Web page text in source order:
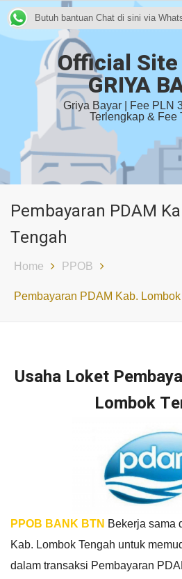
Official Site
GRIYA
Griya Bayar | Fee PLN
Terlengkap & Fee
Pembayaran PDAM
Tengah
Home PPOB
Pembayaran PDAM Kab.
Usaha Loket
Lombok
PPOB BANK BTN Bekerja sama
Kab. Lombok Tengah untuk
dalam transaksi Pembayaran
Butuh bantuan Chat di sini via